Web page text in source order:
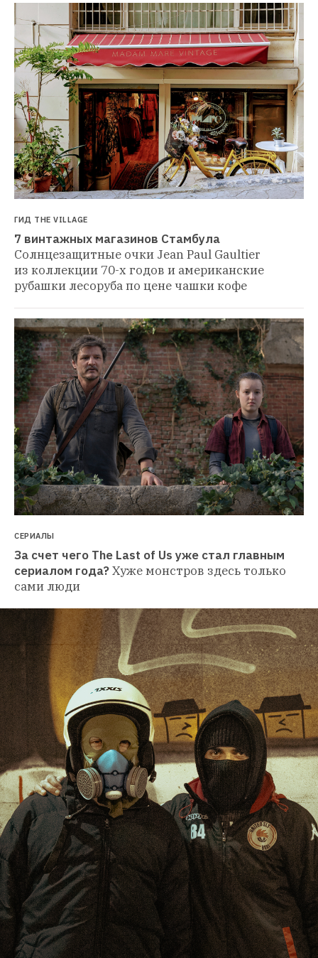
ГИД THE VILLAGE
7 винтажных магазинов Стамбула
Солнцезащитные очки Jean Paul Gaultier
из коллекции 70-х годов и американские
рубашки лесоруба по цене чашки кофе
СЕРИАЛЫ
За счет чего The Last of Us уже стал главным
сериалом года?Хуже монстров здесь только
сами люди